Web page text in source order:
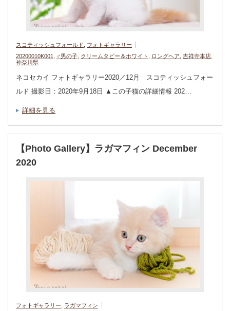
スコティッシュフォールド
フォトギャラリー
20200010K001
♂男の子 クリームタビー＆ホワイト ロングヘア 吉祥寺本店
神奈川県
ネコセカイ フォトギャラリー2020／12月 スコティッシュフォー
ルド 撮影日：2020年9月18日 ▲この子猫の詳細情報 202…
詳細を見る
【Photo Gallery】ラガマフィン December
2020
フォトギャラリー ラガマフィン